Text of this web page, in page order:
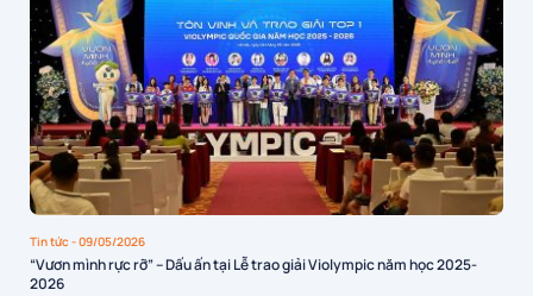
Tin tức- 09/05/2026
“Vươn mình rực rỡ” – Dấu ấn tại Lễ trao giải Violympic năm học 2025-
2026